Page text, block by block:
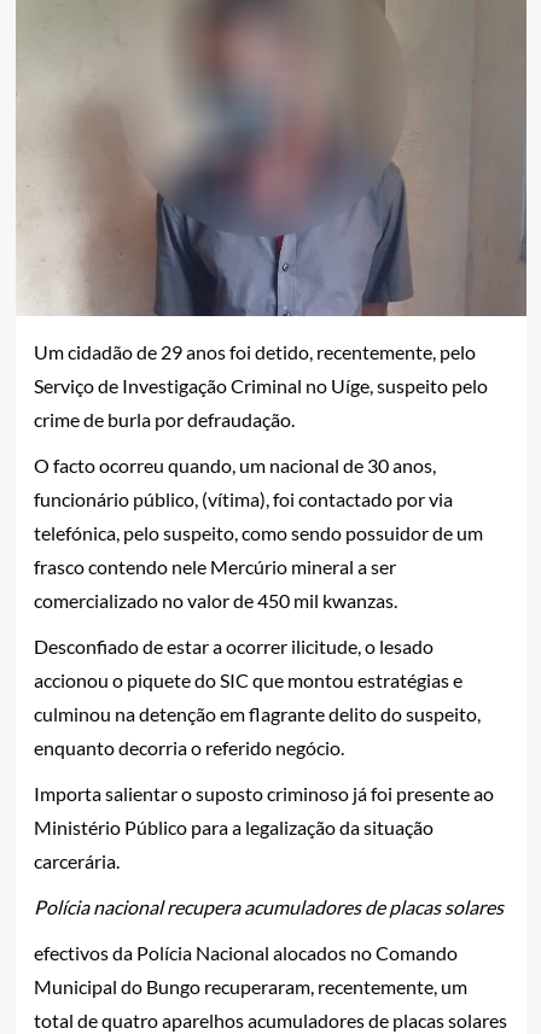
Um cidadão de 29 anos foi detido, recentemente, pelo
Serviço de Investigação Criminal no Uíge, suspeito pelo
crime de burla por defraudação.
O facto ocorreu quando, um nacional de 30 anos,
funcionário público, (vítima), foi contactado por via
telefónica, pelo suspeito, como sendo possuidor de um
frasco contendo nele Mercúrio mineral a ser
comercializado no valor de 450 mil kwanzas.
Desconfiado de estar a ocorrer ilicitude, o lesado
accionou o piquete do SIC que montou estratégias e
culminou na detenção em flagrante delito do suspeito,
enquanto decorria o referido negócio.
Importa salientar o suposto criminoso já foi presente ao
Ministério Público para a legalização da situação
carcerária.
Polícia nacional recupera acumuladores de placas solares
efectivos da Polícia Nacional alocados no Comando
Municipal do Bungo recuperaram, recentemente, um
total de quatro aparelhos acumuladores de placas solares